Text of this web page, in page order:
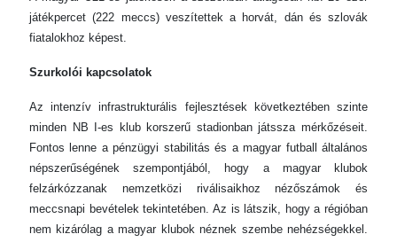
játékpercet (222 meccs) veszítettek a horvát, dán és szlovák
fiatalokhoz képest.
Szurkolói kapcsolatok
Az intenzív infrastrukturális fejlesztések következtében szinte
minden NB I-es klub korszerű stadionban játssza mérkőzéseit.
Fontos lenne a pénzügyi stabilitás és a magyar futball általános
népszerűségének szempontjából, hogy a magyar klubok
felzárkózzanak nemzetközi riválisaikhoz nézőszámok és
meccsnapi bevételek tekintetében. Az is látszik, hogy a régióban
nem kizárólag a magyar klubok néznek szembe nehézségekkel.